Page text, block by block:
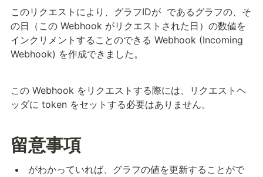
このリクエストにより、グラフIDが であるグラフの、そ
の日（この Webhook がリクエストされた日）の数値を
インクリメントすることのできる Webhook (Incoming
Webhook) を作成できました。
この Webhook をリクエストする際には、リクエストヘ
ッダに token をセットする必要はありません。
留意事項
がわかっていれば、グラフの値を更新することがで